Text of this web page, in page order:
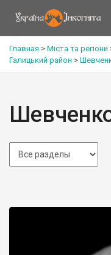
Главная > Міста та регіони
Галицький район >